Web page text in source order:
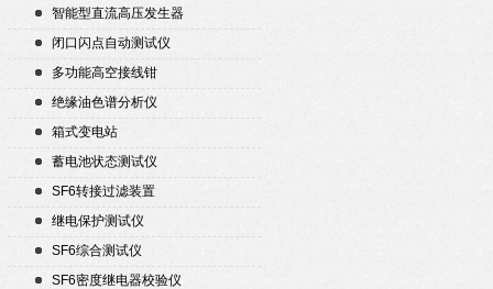
智能型直流高压发生器
闭口闪点自动测试仪
多功能高空接线钳
绝缘油色谱分析仪
箱式变电站
蓄电池状态测试仪
SF6转接过滤装置
继电保护测试仪
SF6综合测试仪
SF6密度继电器校验仪